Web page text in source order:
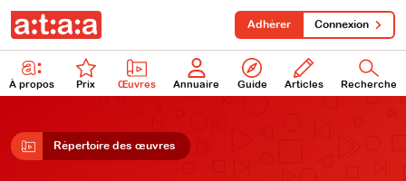
À propos Prix Œuvres Annuaire Guide Articles Recherche
Adhérer Connexion
Répertoire des œuvres